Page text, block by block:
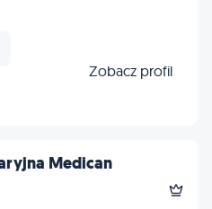
Zobacz profil
Medican